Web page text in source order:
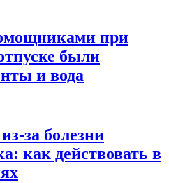
при
были
и вода
за болезни
как действовать в